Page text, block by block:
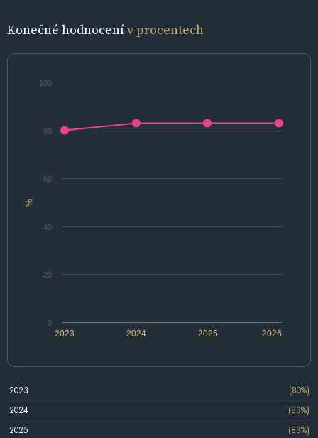
Konečné hodnocenív procentech
%
2024 2026
2023 2025
0
20
40
60
80
100
2023
(80%)
2024
(83%)
2025
(83%)